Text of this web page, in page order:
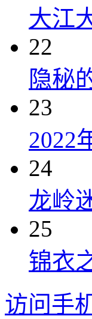
大江
22
隐秘
23
2022
24
龙岭
25
锦衣
访问手